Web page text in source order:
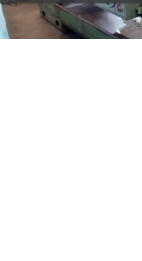
X 1500 VISUALIZZATO SU 2
ASSI